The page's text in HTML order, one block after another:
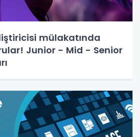
mülakatında
Junior - Mid - Senior